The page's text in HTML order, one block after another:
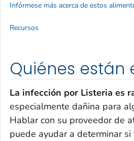
Quiénes están
La infección por Listeria es
especialmente dañina para
Hablar con su proveedor de
puede ayudar a determinar
Infórmese más acerca de estos
Recursos